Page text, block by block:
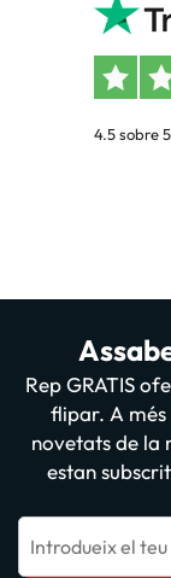
4.5 sobre
Rep GRATIS
flipar. A
novetats de la
estan
Introdueix el